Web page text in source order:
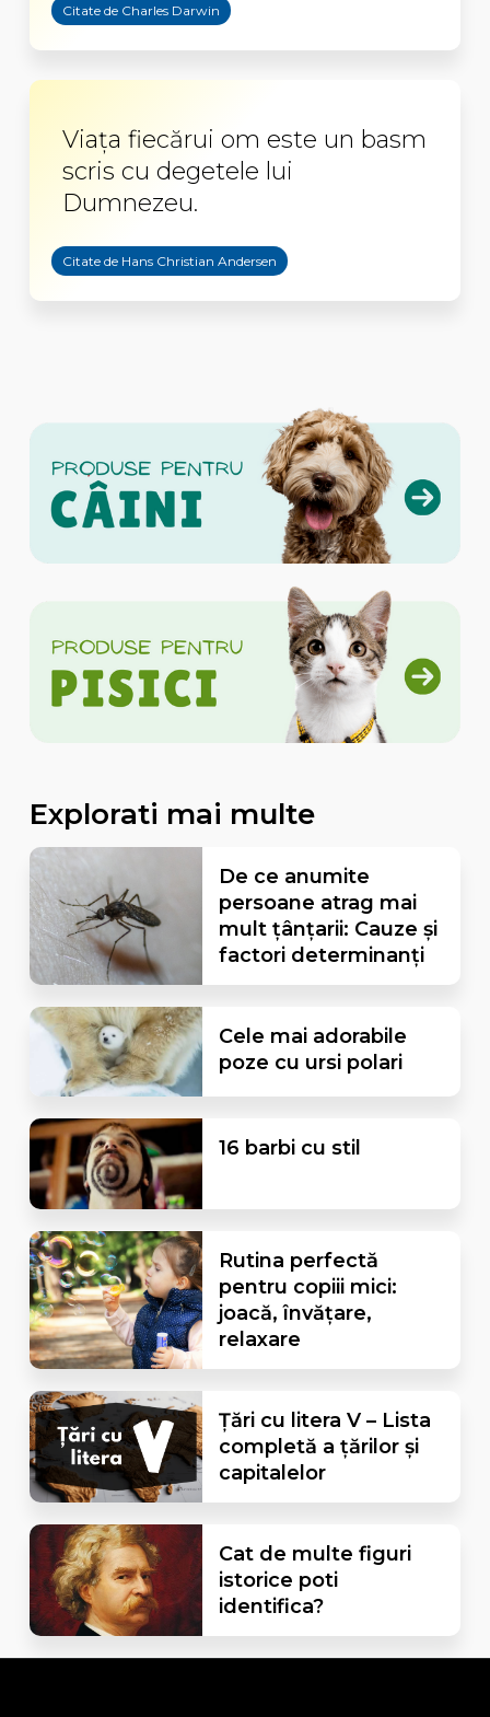
Citate de Charles Darwin
Viaţa fiecărui om este un basm
scris cu degetele lui
Dumnezeu.
Citate de Hans Christian Andersen
Explorati mai multe
De ce anumite
persoane atrag mai
mult țânțarii: Cauze și
factori determinanți
Cele mai adorabile
poze cu ursi polari
16 barbi cu stil
Rutina perfectă
pentru copiii mici:
joacă, învățare,
relaxare
Țări cu litera V – Lista
completă a țărilor și
capitalelor
Cat de multe figuri
istorice poti
identifica?